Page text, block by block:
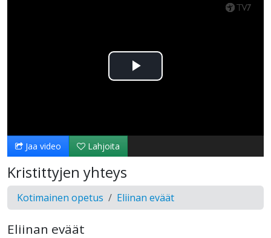
Toista
Jaa video Lahjoita
Kristittyjen yhteys
Kotimainen opetus Eliinan eväät
Eliinan eväät